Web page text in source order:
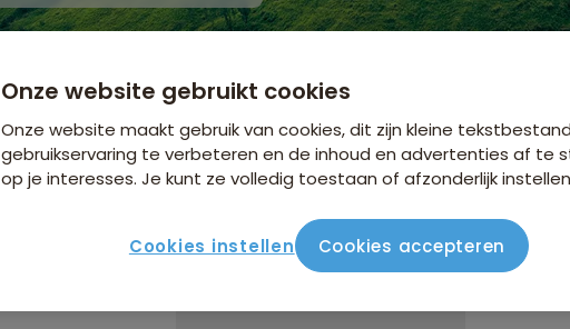
Reissoorten
Onze website gebruikt cookies
Onze website maakt gebruik van cookies, dit zijn kleine
gebruikservaring te verbeteren en de inhoud en advertenties af te
op je interesses. Je kunt ze volledig toestaan of afzonderlijk
Cookies instellen Cookies accepteren